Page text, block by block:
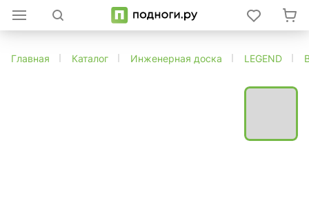
Главная Каталог Инженерная доска LEGEND